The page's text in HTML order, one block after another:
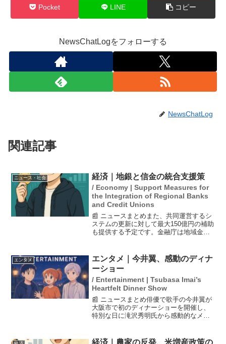
Pocket LINE コピー
NewsChatLogをフォローする
NewsChatLog
関連記事
ニュース・社会 経済｜地銀と信金の統合支援策
/ Economy | Support Measures for
the Integration of Regional Banks
and Credit Unions
📰 ニュースまとめまた、共同運営するシ
ステムの更新に対して最大150億円の補助
も提供する予定です。金融庁は地域金融
交付金の上限を現在の30億円から75億円
に引き上げる方...
エンタメ
エンタメ｜今井翼、感動のディナ
ーショー
/ Entertainment | Tsubasa Imai’s
Heartfelt Dinner Show
📰 ニュースまとめ俳優で歌手の今井翼が
大阪市で初のディナーショーを開催し、
特別な日に滝沢秀明氏から感動的なメッ
に…」と心温まる言葉を寄せた。このメ
経済｜農家の反発、米増産政策の